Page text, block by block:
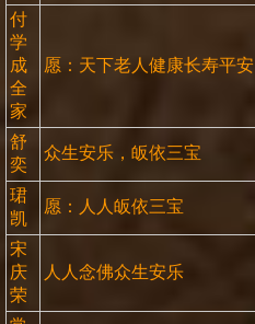
付
学
成
全
家
愿：天下老人健康长寿平安
舒
奕
众生安乐，皈依三宝
珺
凯
愿：人人皈依三宝
宋
庆
荣
人人念佛众生安乐